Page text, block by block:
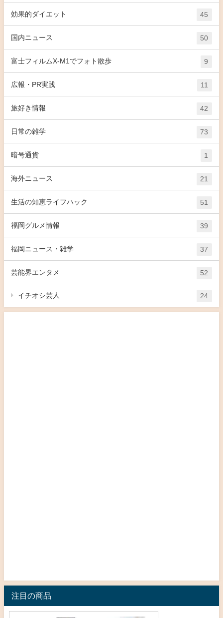
効果的ダイエット 45
国内ニュース 50
富士フィルムX-M1でフォト散歩 9
広報・PR実践 11
旅好き情報 42
日常の雑学 73
暗号通貨 1
海外ニュース 21
生活の知恵ライフハック 51
福岡グルメ情報 39
福岡ニュース・雑学 37
芸能界エンタメ 52
イチオシ芸人 24
注目の商品